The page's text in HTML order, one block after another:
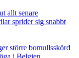
allt senare
sprider sig snabbt
större bomullsskörd
i Belgien